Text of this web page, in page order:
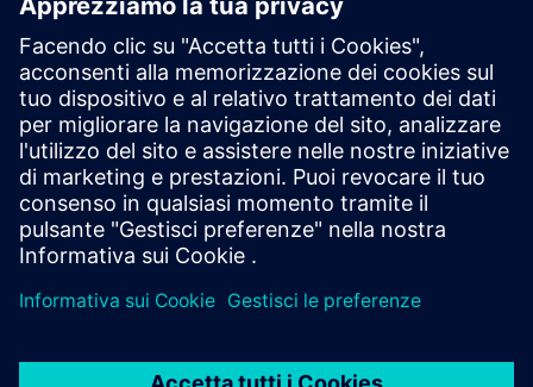
Carousel - Building and Security, IoT Router
Flyer CSL IoT Router
Prerequisiti
Dispositivo IoT
Tunnel IPSEC a seconda della destinazione, ad esempio sala
di controllo, cloud ecc